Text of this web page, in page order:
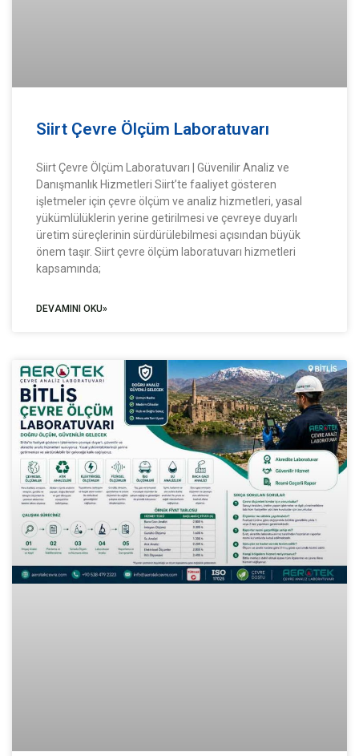
Siirt Çevre Ölçüm Laboratuvarı
Siirt Çevre Ölçüm Laboratuvarı | Güvenilir Analiz ve
Danışmanlık Hizmetleri Siirt’te faaliyet gösteren
işletmeler için çevre ölçüm ve analiz hizmetleri, yasal
yükümlülüklerin yerine getirilmesi ve çevreye duyarlı
üretim süreçlerinin sürdürülebilmesi açısından büyük
önem taşır. Siirt çevre ölçüm laboratuvarı hizmetleri
kapsamında;
DEVAMINI OKU»